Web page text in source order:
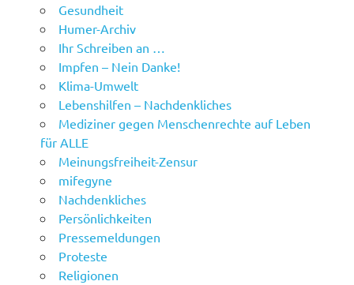
Gesundheit
Humer-Archiv
Ihr Schreiben an …
Impfen – Nein Danke!
Klima-Umwelt
Lebenshilfen – Nachdenkliches
Mediziner gegen Menschenrechte auf Leben
für ALLE
Meinungsfreiheit-Zensur
mifegyne
Nachdenkliches
Persönlichkeiten
Pressemeldungen
Proteste
Religionen